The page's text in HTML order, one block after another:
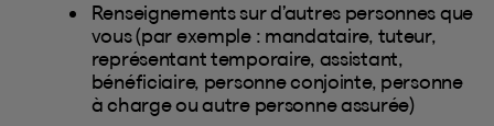
Renseignements sur d’autres personnes que
vous (par exemple : mandataire, tuteur,
représentant temporaire, assistant,
bénéficiaire, personne conjointe, personne
à charge ou autre personne assurée)